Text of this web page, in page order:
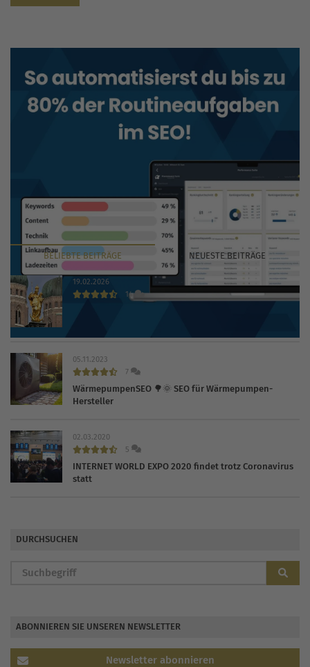
BELIEBTEBEITRÄGE NEUESTEBEITRÄGE
19.02.2026
14
05.11.2023
7
WärmepumpenSEO 🌳🌞 SEO für Wärmepumpen-
Hersteller
02.03.2020
5
INTERNET WORLD EXPO 2020 findet trotz Coronavirus
statt
DURCHSUCHEN
ABONNIEREN SIE UNSEREN NEWSLETTER
Newsletter abonnieren